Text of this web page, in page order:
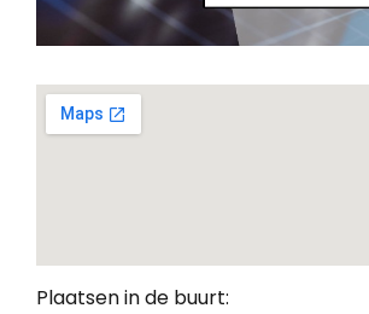
Plaatsen in de buurt: